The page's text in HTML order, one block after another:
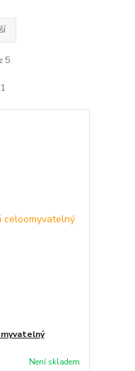
5
Není skladem